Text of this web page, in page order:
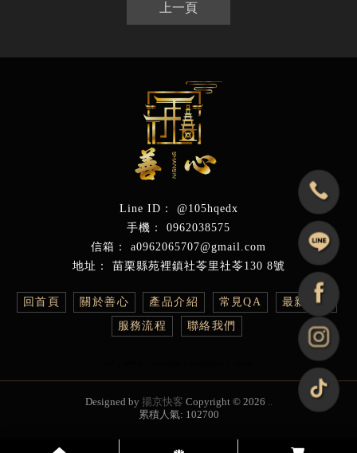
上一頁
@105hqedx
0962038575
a0962065707@gmail.com
苗栗縣苑裡鎮社苓里社苓130 8號
回首頁 關於善心 產品介紹 常見QA
最新消息
服務流程
聯絡我們
Designed by 揚京快客 Copyright © 2026 ..
累積人氣: 102700